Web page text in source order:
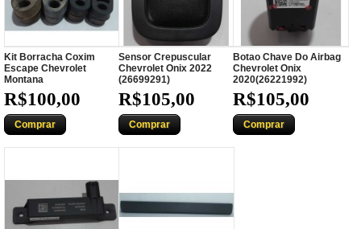
Kit Borracha Coxim
Escape Chevrolet
Montana
R$100,00
Comprar
Sensor Crepuscular
Chevrolet Onix 2022
(26699291)
R$105,00
Comprar
Botao Chave Do Airbag
Chevrolet Onix
2020(26221992)
R$105,00
Comprar